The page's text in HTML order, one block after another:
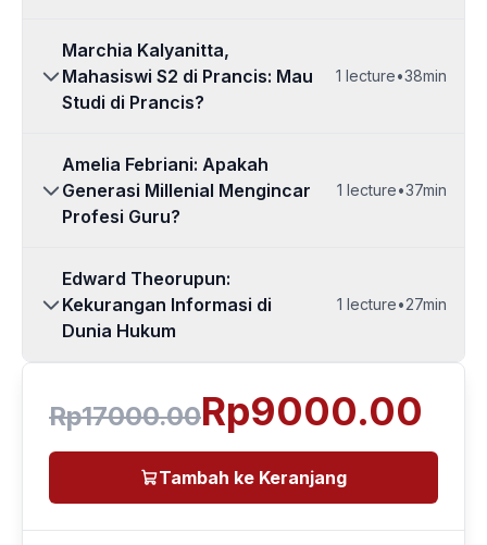
Marchia Kalyanitta,
Mahasiswi S2 di Prancis: Mau
Studi di Prancis?
1 lecture•38min
Amelia Febriani: Apakah
Generasi Millenial Mengincar
Profesi Guru?
1 lecture•37min
Edward Theorupun:
Kekurangan Informasi di
Dunia Hukum
1 lecture•27min
Rp17000.00Rp9000.00
Tambah ke Keranjang